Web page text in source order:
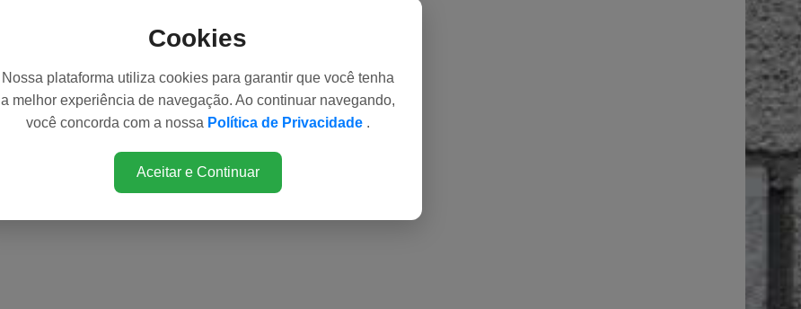
Cookies
Nossa plataforma utiliza cookies para garantir que você tenha
a melhor experiência de navegação. Ao continuar navegando,
você concorda com a nossa Política de Privacidade .
Aceitar e Continuar